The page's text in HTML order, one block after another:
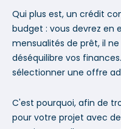
Qui plus est, un crédit
budget : vous devrez en
mensualités de prêt, il
déséquilibre vos
sélectionner une offre
C'est pourquoi, afin de
pour votre projet avec